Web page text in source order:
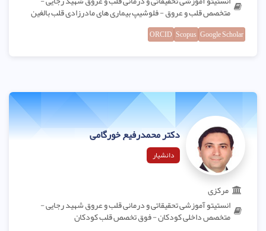
متخصص قلب و عروق - فلوشیپ بیماری های مادرزادی قلب بالغین
Google Scholar
Scopus
ORCID
دکتر محمدرفیع خورگامی
دانشیار
مرکزی
انستیتو آموزشی تحقیقاتی و درمانی قلب و عروق شهید رجایی -
متخصص داخلی کودکان - فوق تخصص قلب کودکان